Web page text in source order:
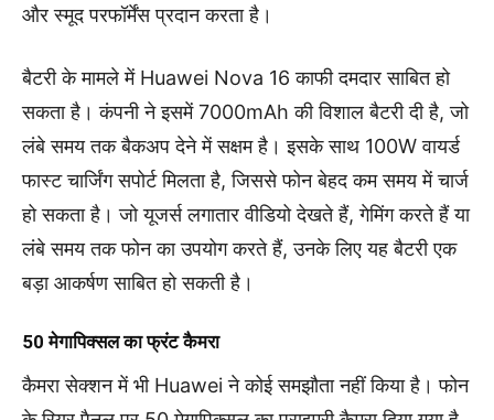
और स्मूद परफॉर्मेंस प्रदान करता है।
बैटरी के मामले में Huawei Nova 16 काफी दमदार साबित हो
सकता है। कंपनी ने इसमें 7000mAh की विशाल बैटरी दी है, जो
लंबे समय तक बैकअप देने में सक्षम है। इसके साथ 100W वायर्ड
फास्ट चार्जिंग सपोर्ट मिलता है, जिससे फोन बेहद कम समय में चार्ज
हो सकता है। जो यूजर्स लगातार वीडियो देखते हैं, गेमिंग करते हैं या
लंबे समय तक फोन का उपयोग करते हैं, उनके लिए यह बैटरी एक
बड़ा आकर्षण साबित हो सकती है।
50 मेगापिक्सल का फ्रंट कैमरा
कैमरा सेक्शन में भी Huawei ने कोई समझौता नहीं किया है। फोन